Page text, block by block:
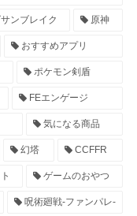
ンブレイク 原神
おすすめアプリ
ポケモン剣盾
FEエンゲージ
気になる商品
幻塔 CCFFR
ゲームのおやつ
呪術廻戦-ファンパレ-